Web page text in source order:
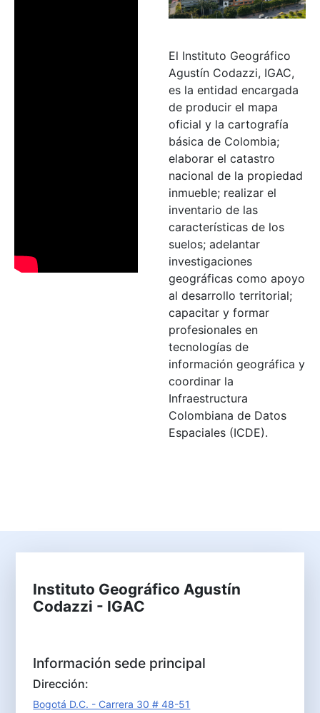
El Instituto Geográfico
Agustín Codazzi, IGAC,
es la entidad encargada
de producir el mapa
oficial y la cartografía
básica de Colombia;
elaborar el catastro
nacional de la propiedad
inmueble; realizar el
inventario de las
características de los
suelos; adelantar
investigaciones
geográficas como apoyo
al desarrollo territorial;
capacitar y formar
profesionales en
tecnologías de
información geográfica y
coordinar la
Infraestructura
Colombiana de Datos
Espaciales (ICDE).
Instituto Geográfico Agustín
Codazzi - IGAC
Información sede principal
Dirección:
Bogotá D.C. - Carrera 30 # 48-51